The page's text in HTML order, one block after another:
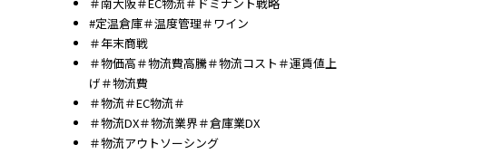
#定温倉庫＃温度管理＃ワイン
＃年末商戦
＃物価高＃物流費高騰＃物流コスト＃運賃値上
げ＃物流費
＃物流＃EC物流＃
＃物流DX＃物流業界＃倉庫業DX
＃物流アウトソーシング